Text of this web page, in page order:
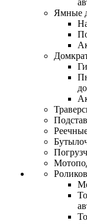
Ямные